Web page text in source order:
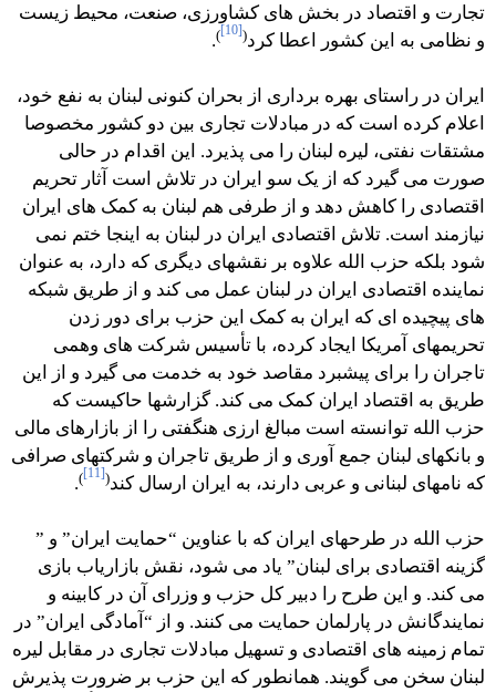
تجارت و اقتصاد در بخش های کشاورزی، صنعت، محیط زیست
و نظامی به این کشور اعطا کرد(
[10]
)
.
ایران در راستای بهره برداری از بحران کنونی لبنان به نفع خود،
اعلام کرده است که در مبادلات تجاری بین دو کشور مخصوصا
مشتقات نفتی، لیره لبنان را می پذیرد. این اقدام در حالی
صورت می گیرد که از یک سو ایران در تلاش است آثار تحریم
اقتصادی را کاهش دهد و از طرفی هم لبنان به کمک های ایران
نیازمند است. تلاش اقتصادی ایران در لبنان به اینجا ختم نمی
شود بلکه حزب الله علاوه بر نقشهای دیگری که دارد، به عنوان
نماینده اقتصادی ایران در لبنان عمل می کند و از طریق شبکه
های پیچیده ای که ایران به کمک این حزب برای دور زدن
تحریمهای آمریکا ایجاد کرده، با تأسیس شرکت های وهمى
تاجران را برای پیشبرد مقاصد خود به خدمت می گیرد و از این
طریق به اقتصاد ایران کمک می کند. گزارشها حاکیست که
حزب الله توانسته است مبالغ ارزى هنگفتی را از بازارهای مالی
و بانکهای لبنان جمع آوری و از طریق تاجران و شرکتهای صرافی
که نامهای لبنانی و عربی دارند، به ایران ارسال کند(
[11]
)
.
حزب الله در طرحهای ایران که با عناوین “حمایت ایران” و ”
گزینه اقتصادی برای لبنان” یاد می شود، نقش بازاریاب بازی
می کند. و این طرح را دبیر کل حزب و وزرای آن در کابینه و
نمایندگانش در پارلمان حمایت می کنند. و از “آمادگی ایران” در
تمام زمینه های اقتصادی و تسهیل مبادلات تجاری در مقابل لیره
لبنان سخن می گویند. همانطور که این حزب بر ضرورت پذیرش